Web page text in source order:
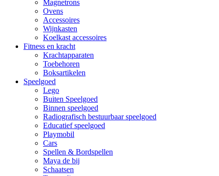
Magnetrons
Ovens
Accessoires
Wijnkasten
Koelkast accessoires
Fitness en kracht
Krachtapparaten
Toebehoren
Boksartikelen
Speelgoed
Lego
Buiten Speelgoed
Binnen speelgoed
Radiografisch bestuurbaar speelgoed
Educatief speelgoed
Playmobil
Cars
Spellen & Bordspellen
Maya de bij
Schaatsen